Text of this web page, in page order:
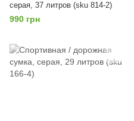
серая, 37 литров (sku 814-2)
990 грн